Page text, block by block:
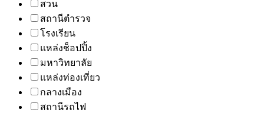
สวน
สถานีตำรวจ
โรงเรียน
แหล่งช็อปปิ้ง
มหาวิทยาลัย
แหล่งท่องเที่ยว
กลางเมือง
สถานีรถไฟ